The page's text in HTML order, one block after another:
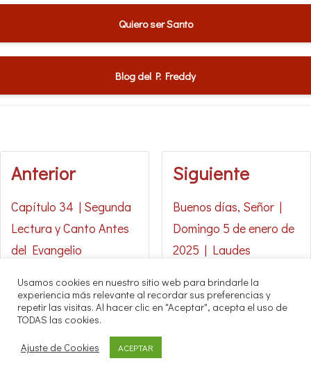
Quiero ser Santo
Blog del P. Freddy
Anterior
Capítulo 34 | Segunda
Lectura y Canto Antes
del Evangelio
Siguiente
Buenos días, Señor |
Domingo 5 de enero de
2025 | Laudes
© Todos los Derechos Reservados por Agrupación Claretiana de
Medios de Comunicación | Panamá 2016. Nuestros oyentes pueden
Usamos cookies en nuestro sitio web para brindarle la
experiencia más relevante al recordar sus preferencias y
repetir las visitas. Al hacer clic en "Aceptar", acepta el uso de
TODAS las cookies.
Ajuste de Cookies ACEPTAR